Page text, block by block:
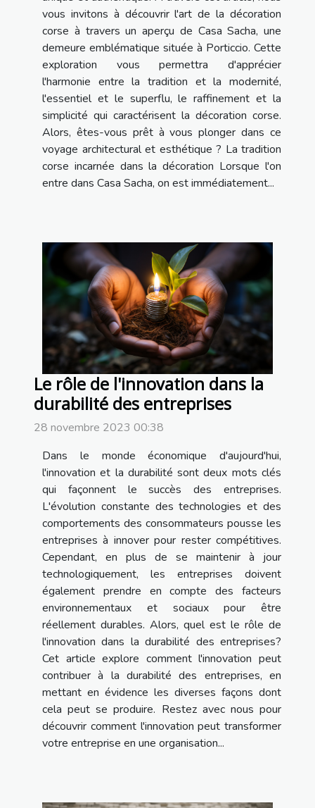
vous invitons à découvrir l'art de la décoration
corse à travers un aperçu de Casa Sacha, une
demeure emblématique située à Porticcio. Cette
exploration vous permettra d'apprécier
l'harmonie entre la tradition et la modernité,
l'essentiel et le superflu, le raffinement et la
simplicité qui caractérisent la décoration corse.
Alors, êtes-vous prêt à vous plonger dans ce
voyage architectural et esthétique ? La tradition
corse incarnée dans la décoration Lorsque l'on
entre dans Casa Sacha, on est immédiatement...
Le rôle de l'innovation dans la
durabilité des entreprises
28 novembre 2023 00:38
Dans le monde économique d'aujourd'hui,
l'innovation et la durabilité sont deux mots clés
qui façonnent le succès des entreprises.
L'évolution constante des technologies et des
comportements des consommateurs pousse les
entreprises à innover pour rester compétitives.
Cependant, en plus de se maintenir à jour
technologiquement, les entreprises doivent
également prendre en compte des facteurs
environnementaux et sociaux pour être
réellement durables. Alors, quel est le rôle de
l'innovation dans la durabilité des entreprises?
Cet article explore comment l'innovation peut
contribuer à la durabilité des entreprises, en
mettant en évidence les diverses façons dont
cela peut se produire. Restez avec nous pour
découvrir comment l'innovation peut transformer
votre entreprise en une organisation...